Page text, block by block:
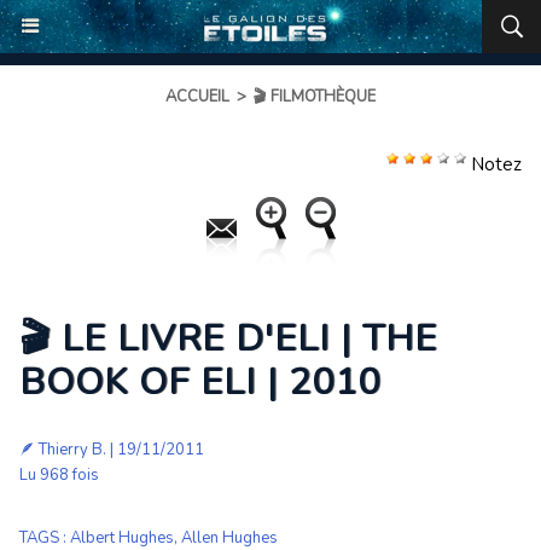
ACCUEIL > 🎬 FILMOTHÈQUE
Notez
🎬 LE LIVRE D'ELI | THE
BOOK OF ELI | 2010
🪶Thierry B. | 19/11/2011
Lu 968 fois
TAGS : Albert Hughes, Allen Hughes